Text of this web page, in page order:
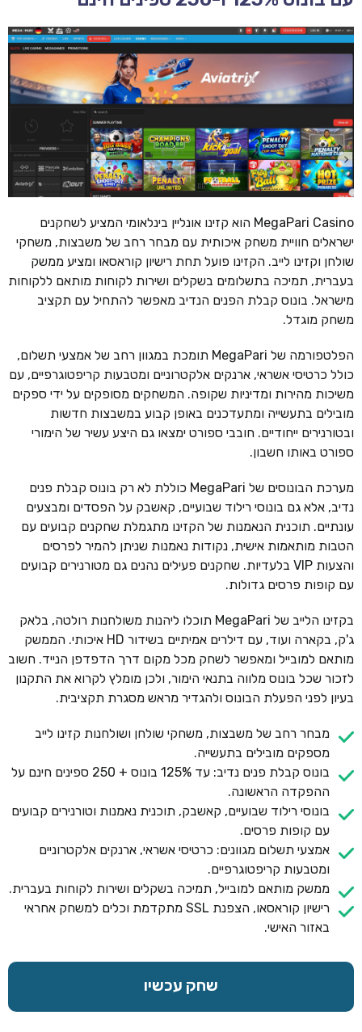
MegaPari Casino הוא קזינו אונליין בינלאומי המציע לשחקנים
ישראלים חוויית משחק איכותית עם מבחר רחב של משבצות, משחקי
שולחן וקזינו לייב. הקזינו פועל תחת רישיון קוראסאו ומציע ממשק
בעברית, תמיכה בתשלומים בשקלים ושירות לקוחות מותאם ללקוחות
מישראל. בונוס קבלת הפנים הנדיב מאפשר להתחיל עם תקציב
משחק מוגדל.
הפלטפורמה של MegaPari תומכת במגוון רחב של אמצעי תשלום,
כולל כרטיסי אשראי, ארנקים אלקטרוניים ומטבעות קריפטוגרפיים, עם
משיכות מהירות ומדיניות שקופה. המשחקים מסופקים על ידי ספקים
מובילים בתעשייה ומתעדכנים באופן קבוע במשבצות חדשות
ובטורנירים ייחודיים. חובבי ספורט ימצאו גם היצע עשיר של הימורי
ספורט באותו חשבון.
מערכת הבונוסים של MegaPari כוללת לא רק בונוס קבלת פנים
נדיב, אלא גם בונוסי רילוד שבועיים, קאשבק על הפסדים ומבצעים
עונתיים. תוכנית הנאמנות של הקזינו מתגמלת שחקנים קבועים עם
הטבות מותאמות אישית, נקודות נאמנות שניתן להמיר לפרסים
והצעות VIP בלעדיות. שחקנים פעילים נהנים גם מטורנירים קבועים
עם קופות פרסים גדולות.
בקזינו הלייב של MegaPari תוכלו ליהנות משולחנות רולטה, בלאק
ג'ק, בקארה ועוד, עם דילרים אמיתיים בשידור HD איכותי. הממשק
מותאם למובייל ומאפשר לשחק מכל מקום דרך הדפדפן הנייד. חשוב
לזכור שכל בונוס מלווה בתנאי הימור, ולכן מומלץ לקרוא את התקנון
בעיון לפני הפעלת הבונוס ולהגדיר מראש מסגרת תקציבית.
מבחר רחב של משבצות, משחקי שולחן ושולחנות קזינו לייב
מספקים מובילים בתעשייה.
בונוס קבלת פנים נדיב: עד 125% בונוס + 250 ספינים חינם על
ההפקדה הראשונה.
בונוסי רילוד שבועיים, קאשבק, תוכנית נאמנות וטורנירים קבועים
עם קופות פרסים.
אמצעי תשלום מגוונים: כרטיסי אשראי, ארנקים אלקטרוניים
ומטבעות קריפטוגרפיים.
ממשק מותאם למובייל, תמיכה בשקלים ושירות לקוחות בעברית.
רישיון קוראסאו, הצפנת SSL מתקדמת וכלים למשחק אחראי
באזור האישי.
שחק עכשיו